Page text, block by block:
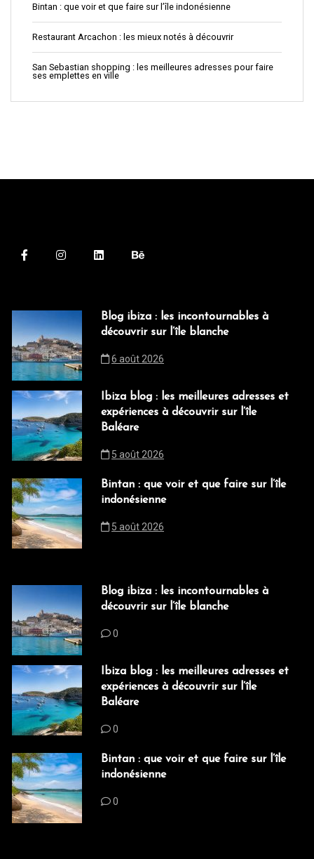
Bintan : que voir et que faire sur l’île indonésienne
Restaurant Arcachon : les mieux notés à découvrir
San Sebastian shopping : les meilleures adresses pour faire
ses emplettes en ville
Blog ibiza : les incontournables à
découvrir sur l’île blanche
6 août 2026
Ibiza blog : les meilleures adresses et
expériences à découvrir sur l’île
Baléare
5 août 2026
Bintan : que voir et que faire sur l’île
indonésienne
5 août 2026
Blog ibiza : les incontournables à
découvrir sur l’île blanche
0
Ibiza blog : les meilleures adresses et
expériences à découvrir sur l’île
Baléare
0
Bintan : que voir et que faire sur l’île
indonésienne
0